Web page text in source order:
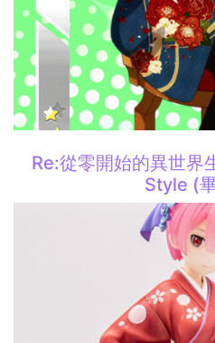
Re:從零開始的異世界
Style (